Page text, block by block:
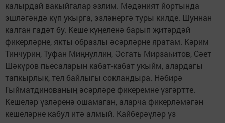
калырдай вакыйгалар эзлим. Мәдәният йортында
эшләгәндә күп укырга, эзләнергә туры килде. Шуннан
калган гадәт бу. Кеше күңеленә барып җитәрдәй
фикерләрне, якты образлы әсәрләрне яратам. Кәрим
Тинчурин, Туфан Миңнуллин, Әсгать Мирзаһитов, Сәет
Шәкүров пьесаларын кабат-кабат укыйм, алардагы
тапкырлык, тел байлыгы сокландыра. Нәбирә
Гыйматдинованың әсәрләре фикеремне үзгәртте.
Кешеләр үзләренә ошамаган, аларча фикерләмәгән
кешеләрне кабул итә алмый. Кайберәүләр үз